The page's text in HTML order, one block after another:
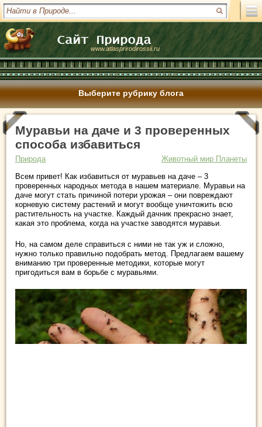
www.atlasprirodirossii.ru
Выберите рубрику блога
Муравьи на даче и 3 проверенных
способа избавиться
Природа
Животный мир Планеты
Всем привет! Как избавиться от муравьев на даче – 3
проверенных народных метода в нашем материале. Муравьи на
даче могут стать причиной потери урожая – они повреждают
корневую систему растений и могут вообще уничтожить всю
растительность на участке. Каждый дачник прекрасно знает,
какая это проблема, когда на участке заводятся муравьи.
Но, на самом деле справиться с ними не так уж и сложно,
нужно только правильно подобрать метод. Предлагаем вашему
вниманию три проверенные методики, которые могут
пригодиться вам в борьбе с муравьями.